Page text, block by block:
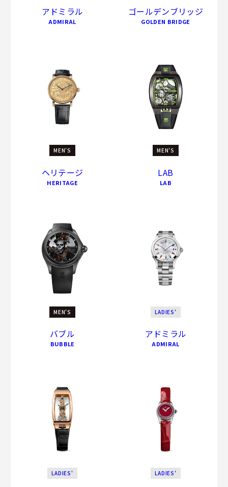
アドミラル
ADMIRAL
ゴールデンブリッジ
GOLDEN BRIDGE
MEN'S
ヘリテージ
HERITAGE
MEN'S
LAB
LAB
MEN'S
バブル
BUBBLE
LADIES'
アドミラル
ADMIRAL
LADIES' LADIES'